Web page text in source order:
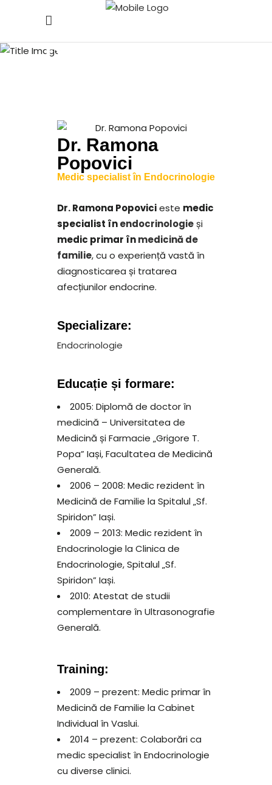
Dr. Ramona
Dr. Ramona
Popovici
Medic specialist în Endocrinologie
Dr. Ramona Popovicieste medic
specialist înendocrinologieși
medic primar înmedicină de
familie, cu o experiență vastă în
diagnosticarea și tratarea
afecțiunilor endocrine.
Specializare:
Endocrinologie
Educație și formare:
2005: Diplomă de doctor în
medicină – Universitatea de
Medicină și Farmacie „Grigore T.
Popa” Iași, Facultatea de Medicină
Generală.
2006 – 2008: Medic rezident în
Medicină de Familie la Spitalul „Sf.
Spiridon” Iași.
2009 – 2013: Medic rezident în
Endocrinologie la Clinica de
Endocrinologie, Spitalul „Sf.
Spiridon” Iași.
2010: Atestat de studii
complementare în Ultrasonografie
Generală.
Training:
2009 – prezent: Medic primar în
Medicină de Familie la Cabinet
Individual în Vaslui.
2014 – prezent: Colaborări ca
medic specialist în Endocrinologie
cu diverse clinici.